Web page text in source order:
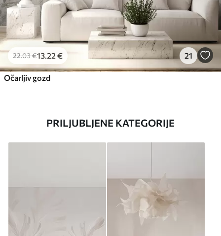
22.03€13 .22 € 21
Očarljiv gozd
PRILJUBLJENE KATEGORIJE